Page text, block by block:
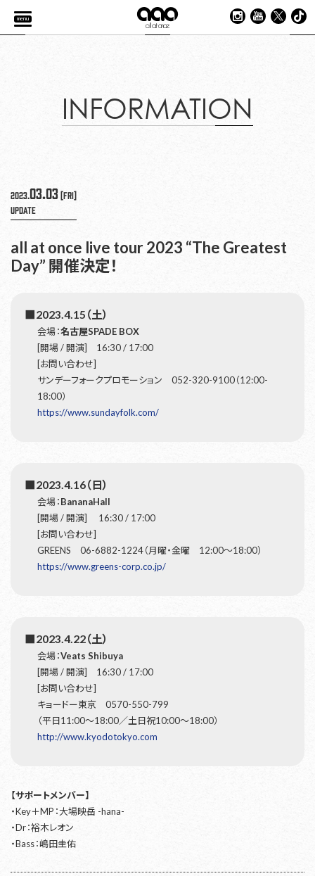
menu
INFORMATION
2023.03.03[Fri]
UPDATE
all at once live tour 2023 “The Greatest
Day” 開催決定！
■2023.4.15（土）
会場：名古屋SPADE BOX
[開場 / 開演] 16:30 / 17:00
[お問い合わせ]
サンデーフォークプロモーション 052-320-9100（12:00-
18:00）
https://www.sundayfolk.com/
■2023.4.16（日）
会場：BananaHall
[開場 / 開演] 16:30 / 17:00
[お問い合わせ]
GREENS 06-6882-1224（月曜・金曜 12:00～18:00）
https://www.greens-corp.co.jp/
■2023.4.22（土）
会場：Veats Shibuya
[開場 / 開演] 16:30 / 17:00
[お問い合わせ]
キョードー東京 0570-550-799
（平日11:00〜18:00／土日祝10:00〜18:00）
http://www.kyodotokyo.com
【サポートメンバー】
・Key＋MP：大場映岳 -hana-
・Dr：裕木レオン
・Bass：嶋田圭佑